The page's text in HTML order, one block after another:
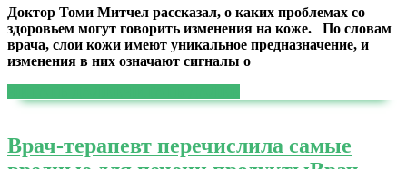
Доктор Томи Митчел рассказал, о каких проблемах со
здоровьем могут говорить изменения на коже. По словам
врача, слои кожи имеют уникальное предназначение, и
изменения в них означают сигналы о
Врач-терапевт перечислила самые